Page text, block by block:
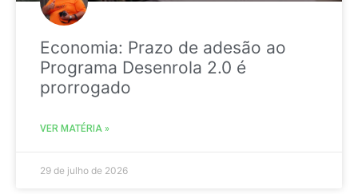
Economia: Prazo de adesão ao
Programa Desenrola 2.0 é
prorrogado
VER MATÉRIA »
29 de julho de 2026